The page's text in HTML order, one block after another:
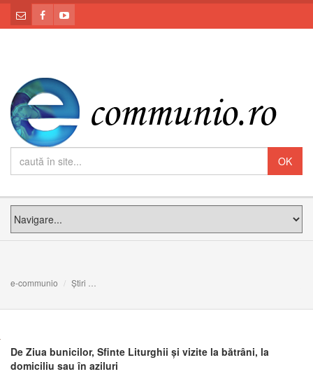
e-communio Știri
De Ziua bunicilor, Sfinte Liturghii și vizite la bătrâni, la
domiciliu sau în aziluri